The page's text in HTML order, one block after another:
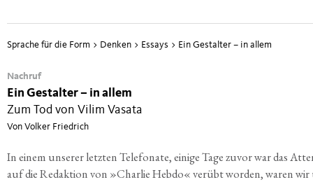
Sprache für die Form > Denken > Essays > Ein Gestalter – in allem
Nachruf
Ein Gestalter – in allem
Zum Tod von Vilim Vasata
Von Volker Friedrich
In einem unse­rer letz­ten Tele­fo­na­te, eini­ge Tage zuvor war das
auf die Redak­ti­on von »Char­lie Heb­do« ver­übt wor­den, waren wir